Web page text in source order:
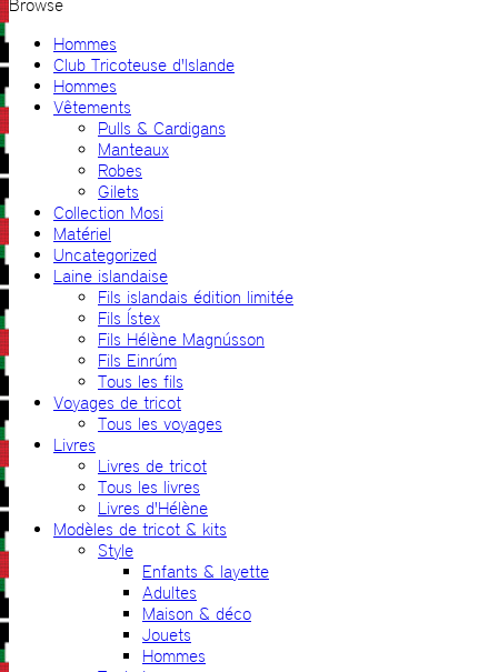
Browse
Hommes
Club Tricoteuse d'Islande
Hommes
Vêtements
Pulls & Cardigans
Manteaux
Robes
Gilets
Collection Mosi
Matériel
Uncategorized
Laine islandaise
Fils islandais édition limitée
Fils Ístex
Fils Hélène Magnússon
Fils Einrúm
Tous les fils
Voyages de tricot
Tous les voyages
Livres
Livres de tricot
Tous les livres
Livres d'Hélène
Modèles de tricot & kits
Style
Enfants & layette
Adultes
Maison & déco
Jouets
Hommes